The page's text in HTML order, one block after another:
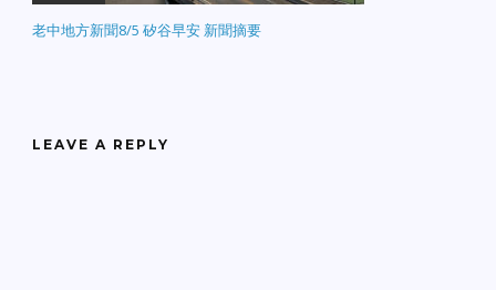
老中地方新聞8/5 矽谷早安 新聞摘要
LEAVE A REPLY